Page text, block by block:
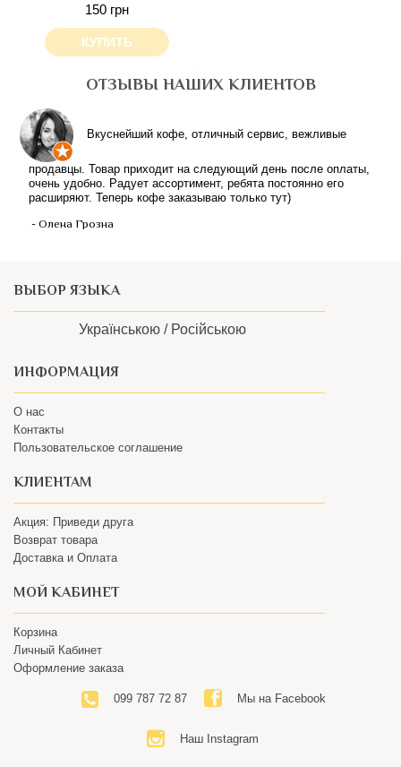
150 грн
КУПИТЬ
ОТЗЫВЫ НАШИХ КЛИЕНТОВ
Пользовательское соглашение
КЛИЕНТАМ
Доставка и Оплата
МОЙ КАБИНЕТ
Оформление заказа
099 787 72 87
Наш Instagram